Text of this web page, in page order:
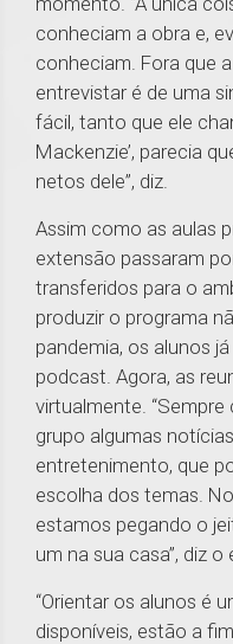
conheciam a obra e,
conheciam. Fora que
entrevistar é de uma
fácil, tanto que ele
Mackenzie’, parecia
netos dele”, diz.
Assim como as aulas
extensão passaram
transferidos para o
produzir o programa
pandemia, os alunos
podcast. Agora, as
virtualmente.
grupo algumas
entretenimento, que
escolha dos temas.
estamos pegando o
um na sua casa”, diz o
“Orientar os alunos é
disponíveis, estão a